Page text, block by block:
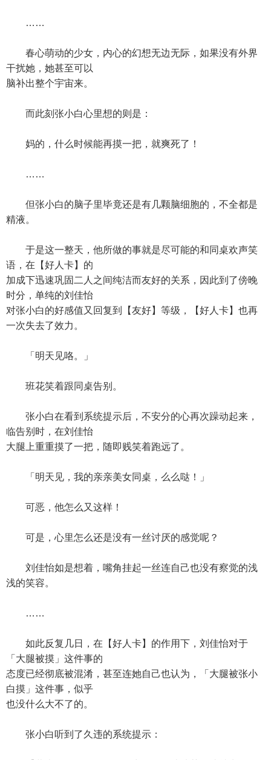
……
春心萌动的少女，内心的幻想无边无际，如果没有外界
干扰她，她甚至可以
脑补出整个宇宙来。
而此刻张小白心里想的则是：
妈的，什么时候能再摸一把，就爽死了！
……
但张小白的脑子里毕竟还是有几颗脑细胞的，不全都是
精液。
于是这一整天，他所做的事就是尽可能的和同桌欢声笑
语，在【好人卡】的
加成下迅速巩固二人之间纯洁而友好的关系，因此到了傍晚
时分，单纯的刘佳怡
对张小白的好感值又回复到【友好】等级，【好人卡】也再
一次失去了效力。
「明天见咯。」
班花笑着跟同桌告别。
张小白在看到系统提示后，不安分的心再次躁动起来，
临告别时，在刘佳怡
大腿上重重摸了一把，随即贱笑着跑远了。
「明天见，我的亲亲美女同桌，么么哒！」
可恶，他怎么又这样！
可是，心里怎么还是没有一丝讨厌的感觉呢？
刘佳怡如是想着，嘴角挂起一丝连自己也没有察觉的浅
浅的笑容。
……
如此反复几日，在【好人卡】的作用下，刘佳怡对于
「大腿被摸」这件事的
态度已经彻底被混淆，甚至连她自己也认为，「大腿被张小
白摸」这件事，似乎
也没什么大不了的。
张小白听到了久违的系统提示：